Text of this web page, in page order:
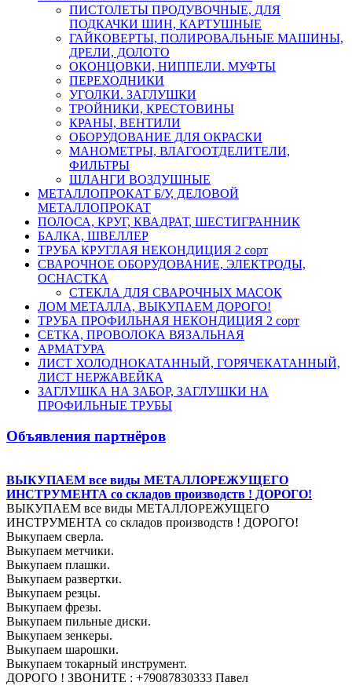
ПИСТОЛЕТЫ ПРОДУВОЧНЫЕ, ДЛЯ
ПОДКАЧКИ ШИН, КАРТУШНЫЕ
ГАЙКОВЕРТЫ, ПОЛИРОВАЛЬНЫЕ МАШИНЫ,
ДРЕЛИ, ДОЛОТО
ОКОНЦОВКИ, НИППЕЛИ. МУФТЫ
ПЕРЕХОДНИКИ
УГОЛКИ. ЗАГЛУШКИ
ТРОЙНИКИ, КРЕСТОВИНЫ
КРАНЫ, ВЕНТИЛИ
ОБОРУДОВАНИЕ ДЛЯ ОКРАСКИ
МАНОМЕТРЫ, ВЛАГООТДЕЛИТЕЛИ,
ФИЛЬТРЫ
ШЛАНГИ ВОЗДУШНЫЕ
МЕТАЛЛОПРОКАТ Б/У, ДЕЛОВОЙ
МЕТАЛЛОПРОКАТ
ПОЛОСА, КРУГ, КВАДРАТ, ШЕСТИГРАННИК
БАЛКА, ШВЕЛЛЕР
ТРУБА КРУГЛАЯ НЕКОНДИЦИЯ 2 сорт
СВАРОЧНОЕ ОБОРУДОВАНИЕ, ЭЛЕКТРОДЫ,
ОСНАСТКА
СТЕКЛА ДЛЯ СВАРОЧНЫХ МАСОК
ЛОМ МЕТАЛЛА, ВЫКУПАЕМ ДОРОГО!
ТРУБА ПРОФИЛЬНАЯ НЕКОНДИЦИЯ 2 сорт
СЕТКА, ПРОВОЛОКА ВЯЗАЛЬНАЯ
АРМАТУРА
ЛИСТ ХОЛОДНОКАТАННЫЙ, ГОРЯЧЕКАТАННЫЙ,
ЛИСТ НЕРЖАВЕЙКА
ЗАГЛУШКА НА ЗАБОР, ЗАГЛУШКИ НА
ПРОФИЛЬНЫЕ ТРУБЫ
Объявления партнёров
ВЫКУПАЕМ все виды МЕТАЛЛОРЕЖУЩЕГО
ИНСТРУМЕНТА со складов производств ! ДОРОГО!
ВЫКУПАЕМ все виды МЕТАЛЛОРЕЖУЩЕГО
ИНСТРУМЕНТА со складов производств ! ДОРОГО!
Выкупаем сверла.
Выкупаем метчики.
Выкупаем плашки.
Выкупаем развертки.
Выкупаем резцы.
Выкупаем фрезы.
Выкупаем пильные диски.
Выкупаем зенкеры.
Выкупаем шарошки.
Выкупаем токарный инструмент.
ДОРОГО ! ЗВОНИТЕ : +79087830333 Павел